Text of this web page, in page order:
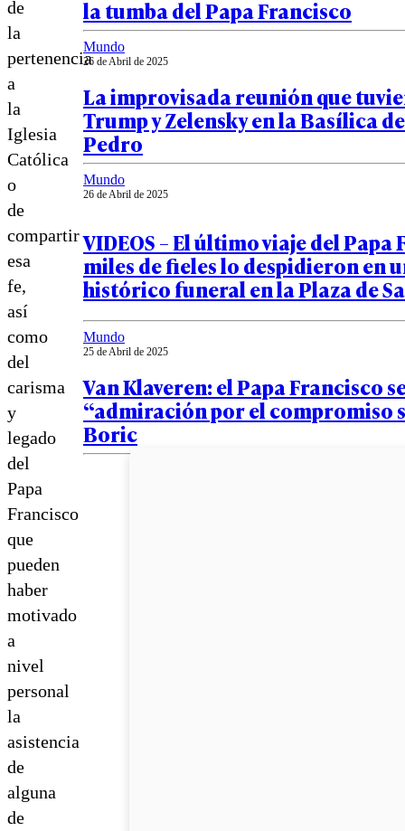
de
la
pertenencia
a
la
Iglesia
Católica
o
de
compartir
esa
fe,
así
como
del
carisma
y
legado
del
Papa
Francisco
que
pueden
haber
motivado
a
nivel
personal
la
asistencia
de
alguna
de
la tumba del Papa Francisco
Mundo
26 de Abril de 2025
La improvisada reunión que
Trump y Zelensky en la Basílica
Pedro
Mundo
26 de Abril de 2025
VIDEOS – El último viaje del Papa
miles de fieles lo despidieron en
histórico funeral en la Plaza de
Mundo
25 de Abril de 2025
Van Klaveren: el Papa Francisco
“admiración por el compromiso
Boric